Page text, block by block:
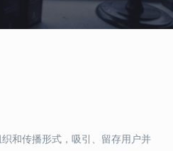
和传播形式，吸引、留存用户并